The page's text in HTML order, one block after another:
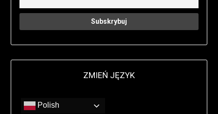
ZMIEŃ JĘZYK
Polish